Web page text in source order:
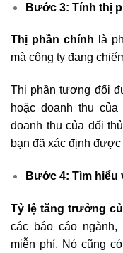
Bước 3: Tính thị
Thị phần chính là
mà công ty đang
Thị phần tương đối
hoặc doanh thu
doanh thu của đối
bạn đã xác định
Bước 4: Tìm
Tỷ lệ tăng trưởng
các báo cáo
miễn phí. Nó cũng